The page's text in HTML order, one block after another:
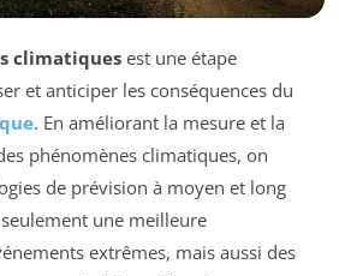
climatiques est une étape
et anticiper les conséquences du
. En améliorant la mesure et la
phénomènes climatiques, on
de prévision à moyen et long
une meilleure
extrêmes, mais aussi des